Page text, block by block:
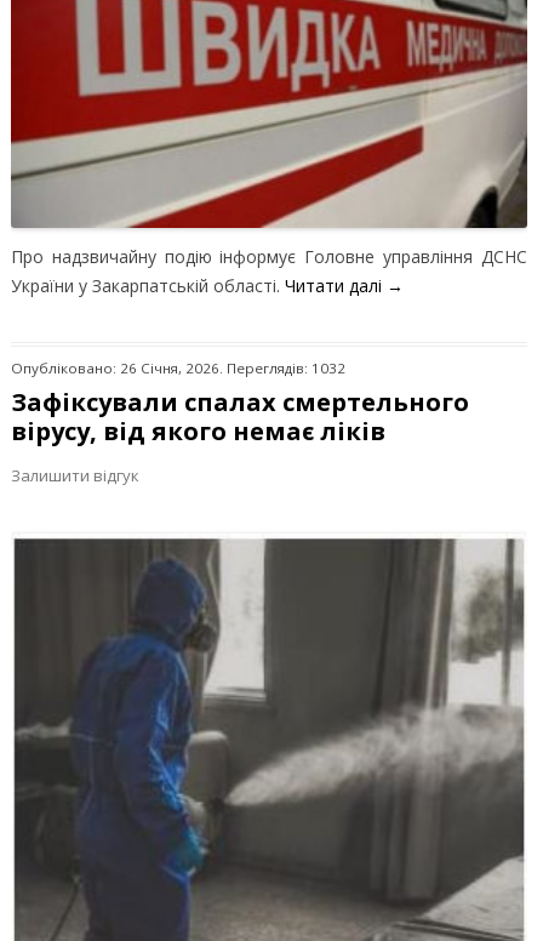
Про надзвичайну подію інформує Головне управління ДСНС
України у Закарпатській області. Читати далі →
Опубліковано: 26 Січня, 2026. Переглядів: 1032
Зафіксували спалах смертельного
вірусу, від якого немає ліків
Залишити відгук